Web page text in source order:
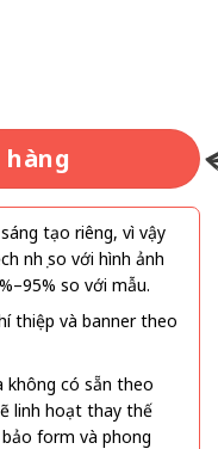
tạo riêng, vì vậy
nhẹ so với hình ảnh
so với mẫu.
thiệp và banner theo
không có sẵn theo
linh hoạt thay thế
form và phong